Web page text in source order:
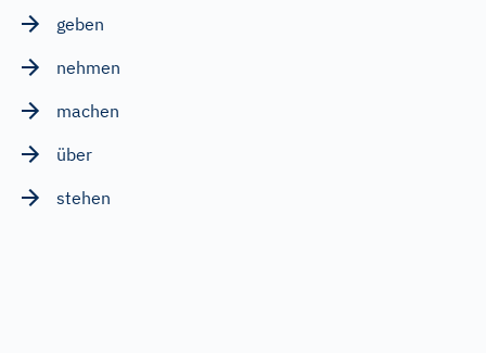
geben
nehmen
machen
über
stehen